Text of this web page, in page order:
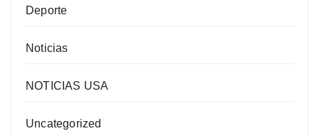
Deporte
Noticias
NOTICIAS USA
Uncategorized